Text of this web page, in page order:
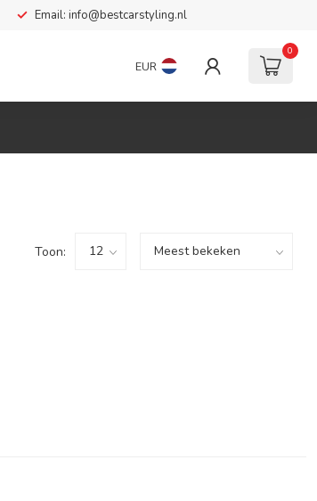
Email: info@bestcarstyling.nl
EUR
0
Toon: